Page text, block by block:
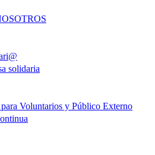
solidaria
Voluntarios y Público Externo